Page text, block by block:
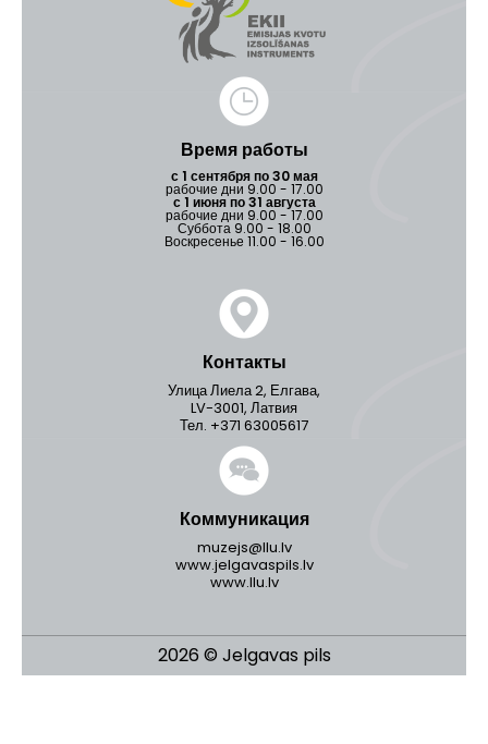
Время работы
с 1 сентября по 30 мая
рабочие дни 9.00 - 17.00
с 1 июня по 31 августа
рабочие дни 9.00 - 17.00
Суббота 9.00 - 18.00
Воскресенье 11.00 - 16.00
Контакты
Улица Лиела 2, Елгава,
LV-3001, Латвия
Тел. +371 63005617
Коммуникация
muzejs@llu.lv
www.jelgavaspils.lv
www.llu.lv
2026 © Jelgavas pils